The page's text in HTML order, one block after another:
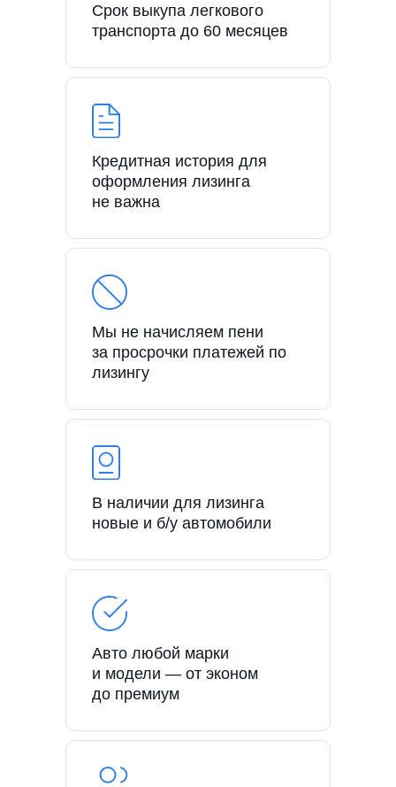
Срок выкупа легкового
транспорта до 60 месяцев
Кредитная история для
оформления лизинга
не важна
Мы не начисляем пени
за просрочки платежей по
лизингу
В наличии для лизинга
новые и б/у автомобили
Авто любой марки
и модели — от эконом
до премиум